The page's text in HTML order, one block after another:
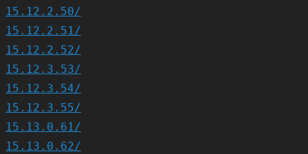
15.12.2.50/
15.12.2.51/
15.12.2.52/
15.12.3.53/
15.12.3.54/
15.12.3.55/
15.13.0.61/
15.13.0.62/